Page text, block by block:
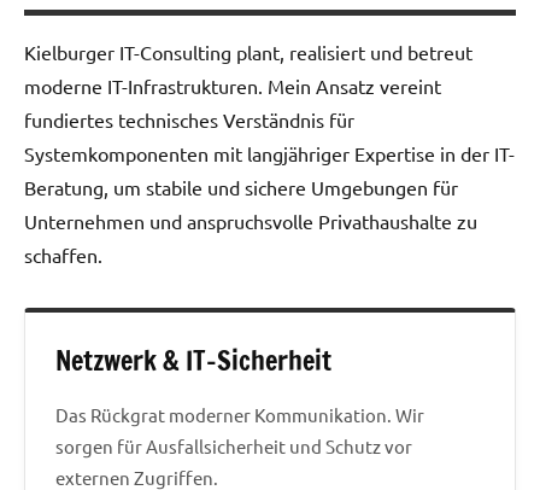
Kielburger IT-Consulting plant, realisiert und betreut
moderne IT-Infrastrukturen. Mein Ansatz vereint
fundiertes technisches Verständnis für
Systemkomponenten mit langjähriger Expertise in der IT-
Beratung, um stabile und sichere Umgebungen für
Unternehmen und anspruchsvolle Privathaushalte zu
schaffen.
Netzwerk & IT-Sicherheit
Das Rückgrat moderner Kommunikation. Wir
sorgen für Ausfallsicherheit und Schutz vor
externen Zugriffen.